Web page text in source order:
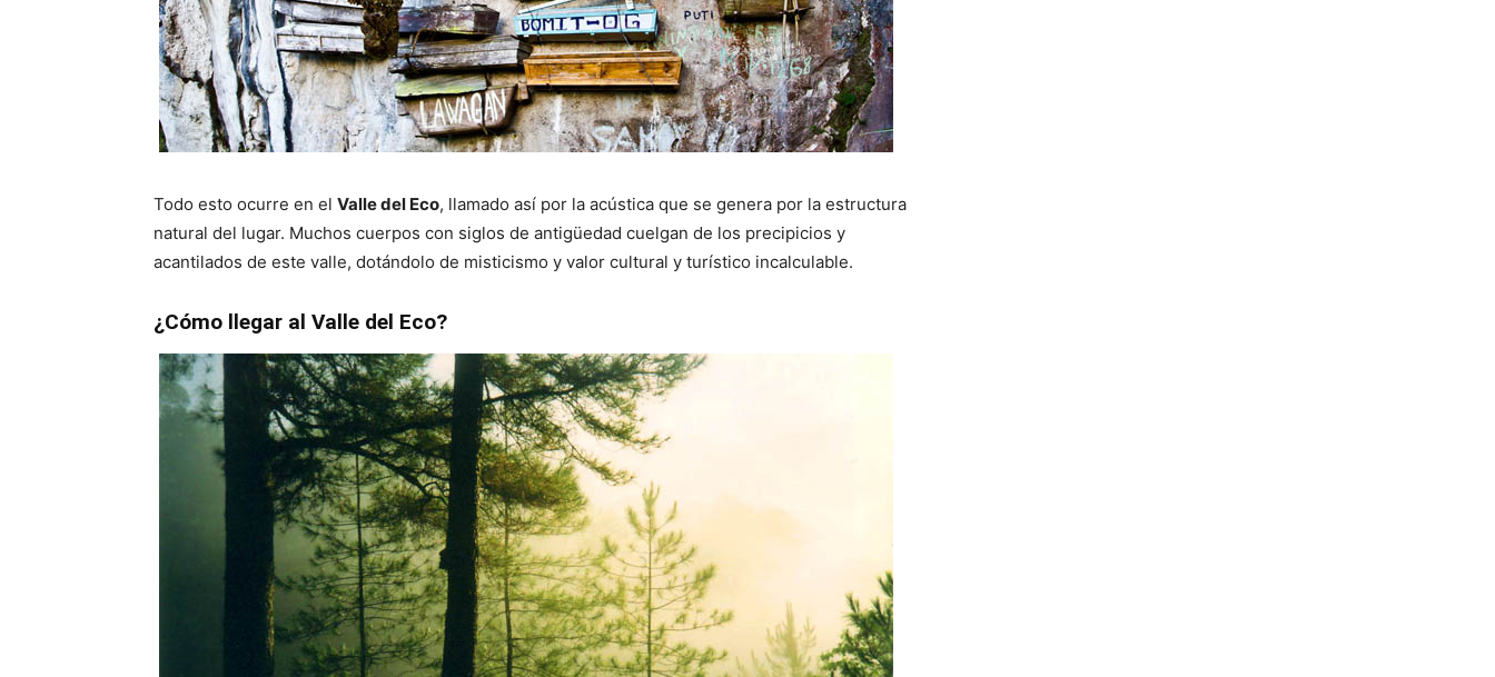
Todo esto ocurre en el Valle del Eco, llamado así por la acústica que se genera por la estructura
natural del lugar. Muchos cuerpos con siglos de antigüedad cuelgan de los precipicios y
acantilados de este valle, dotándolo de misticismo y valor cultural y turístico incalculable.
¿Cómo llegar al Valle del Eco?